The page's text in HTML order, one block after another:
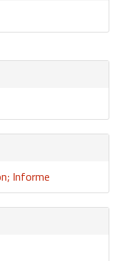
Informe